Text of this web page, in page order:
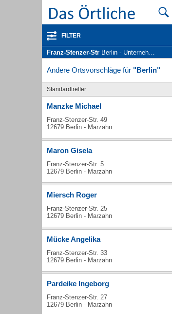
FILTER
Franz-Stenzer-Str Berlin - Unternehmen und Personen
Andere Ortsvorschläge für "Berlin"
Standardtreffer
Manzke Michael
Franz-Stenzer-Str. 49
12679 Berlin - Marzahn
Maron Gisela
Franz-Stenzer-Str. 5
12679 Berlin - Marzahn
Miersch Roger
Franz-Stenzer-Str. 25
12679 Berlin - Marzahn
Mücke Angelika
Franz-Stenzer-Str. 33
12679 Berlin - Marzahn
Pardeike Ingeborg
Franz-Stenzer-Str. 27
12679 Berlin - Marzahn